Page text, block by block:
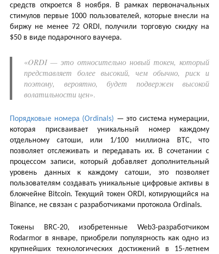
средств откроется 8 ноября. В рамках первоначальных
стимулов первые 1000 пользователей, которые внесли на
биржу не менее 72 ORDI, получили торговую скидку на
$50 в виде подарочного ваучера.
«ORDI — это относительно новый токен, который
представляет более высокий, чем обычно, риск и
поэтому, вероятно, будет подвержен высокой
волатильности цен».
Порядковые номера (Ordinals) — это система нумерации,
которая присваивает уникальный номер каждому
отдельному сатоши, или 1/100 миллиона BTC, что
позволяет отслеживать и передавать их. В сочетании с
процессом записи, который добавляет дополнительный
уровень данных к каждому сатоши, это позволяет
пользователям создавать уникальные цифровые активы в
блокчейне Bitcoin. Текущий токен ORDI, котирующийся на
Binance, не связан с разработчиками протокола Ordinals.
Токены BRC-20, изобретенные Web3-разработчиком
Rodarmor в январе, приобрели популярность как одно из
крупнейших технологических достижений в 15-летнем